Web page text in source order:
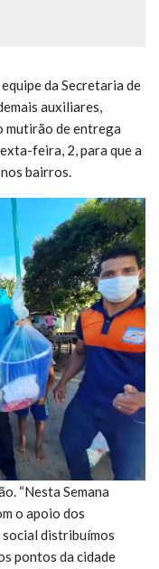
da Secretaria de
auxiliares,
mutirão de entrega
feira, 2, para que a
bairros.
“Nesta Semana
o apoio dos
distribuímos
pontos da cidade